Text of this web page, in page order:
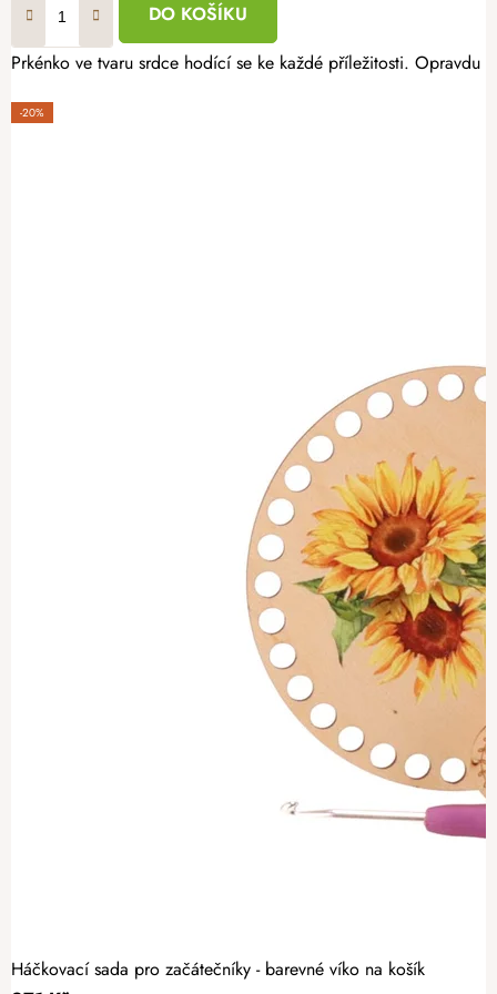
DO KOŠÍKU
Prkénko ve tvaru srdce hodící se ke každé příležitosti. Opravdu
-20%
Háčkovací sada pro začátečníky - barevné víko na košík